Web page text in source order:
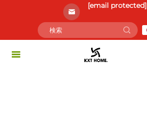
[email protected]